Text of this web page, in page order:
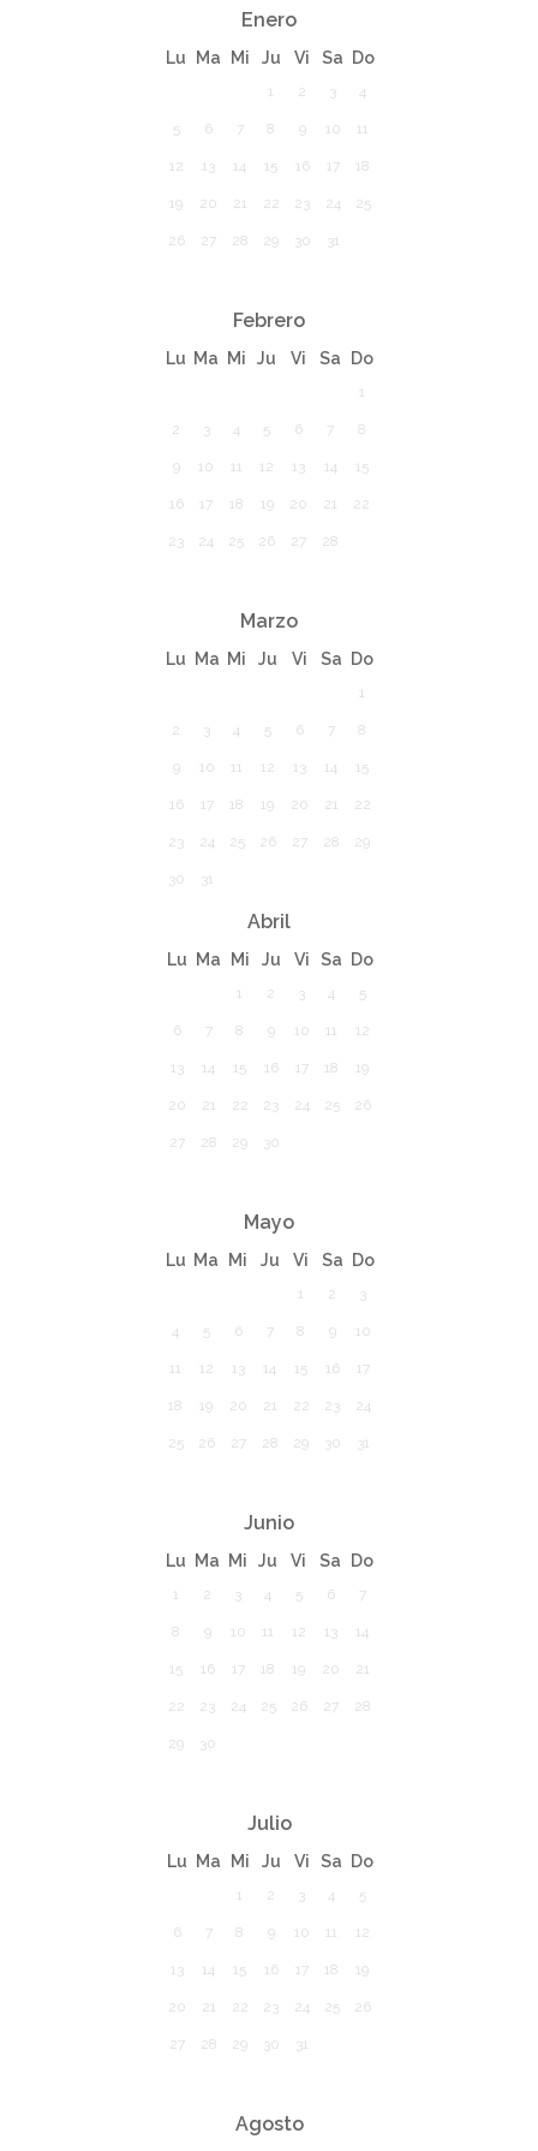
Enero
Lu Ma Mi Ju Vi Sa Do
1 2 3 4
5 6 7 8 9 10 11
12 13 14 15 16 17 18
19 20 21 22 23 24 25
26 27 28 29 30 31
Febrero
Lu Ma Mi Ju Vi Sa Do
1
2 3 4 5 6 7 8
9 10 11 12 13 14 15
16 17 18 19 20 21 22
23 24 25 26 27 28
Marzo
Lu Ma Mi Ju Vi Sa Do
1
2 3 4 5 6 7 8
9 10 11 12 13 14 15
16 17 18 19 20 21 22
23 24 25 26 27 28 29
30 31
Abril
Lu Ma Mi Ju Vi Sa Do
1 2 3 4 5
6 7 8 9 10 11 12
13 14 15 16 17 18 19
20 21 22 23 24 25 26
27 28 29 30
Mayo
Lu Ma Mi Ju Vi Sa Do
1 2 3
4 5 6 7 8 9 10
11 12 13 14 15 16 17
18 19 20 21 22 23 24
25 26 27 28 29 30 31
Junio
Lu Ma Mi Ju Vi Sa Do
1 2 3 4 5 6 7
8 9 10 11 12 13 14
15 16 17 18 19 20 21
22 23 24 25 26 27 28
29 30
Julio
Lu Ma Mi Ju Vi Sa Do
1 2 3 4 5
6 7 8 9 10 11 12
13 14 15 16 17 18 19
20 21 22 23 24 25 26
27 28 29 30 31
Agosto